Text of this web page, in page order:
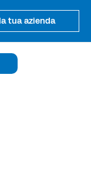
tua azienda